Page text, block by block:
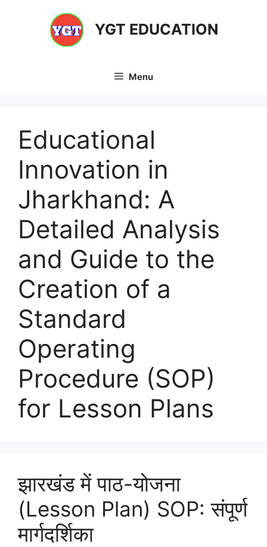
YGT EDUCATION
Menu
Educational
Innovation in
Jharkhand: A
Detailed Analysis
and Guide to the
Creation of a
Standard
Operating
Procedure (SOP)
for Lesson Plans
झारखंड में पाठ-योजना
(Lesson Plan) SOP: संपूर्ण
मार्गदर्शिका